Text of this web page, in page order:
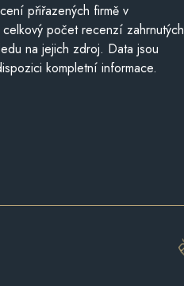
přiřazených firmě v
počet recenzí zahrnutých
na jejich zdroj. Data jsou
kompletní informace.